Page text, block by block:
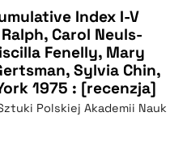
Index I-V
Carol Neuls-
Fenelly, Mary
Sylvia Chin,
1975 : [recenzja]
Polskiej Akademii Nauk